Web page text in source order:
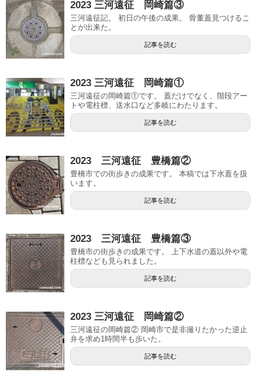
2023 三河遠征 岡崎篇③
三河遠征記。 初日の午後の成果。 骨董蓋見つけるこ
とが出来た。
記事を読む
2023 三河遠征 岡崎篇①
三河遠征の岡崎篇①です。 蓋だけでなく、階段アー
トや電柱標、送水口など多岐にわたります。
記事を読む
2023 三河遠征 豊橋篇②
豊橋市での街歩きの成果です。 本稿では下水蓋を扱
います。
記事を読む
2023 三河遠征 豊橋篇③
豊橋市の街歩きの成果です。 上下水道の蓋以外や電
柱標なども見られました。
記事を読む
2023 三河遠征 岡崎篇②
三河遠征の岡崎篇② 岡崎市で是非撮りたかった逆止
弁を求め1時間半も歩いた。
記事を読む